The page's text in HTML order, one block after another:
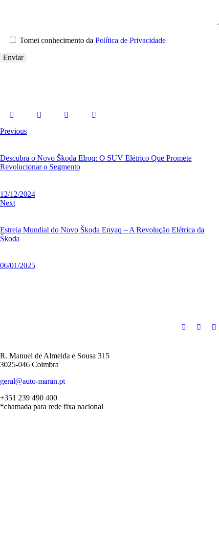
Tomei conhecimento da Política de Privacidade
Previous
Descubra o Novo Škoda Elroq: O SUV Elétrico Que Promete
Revolucionar o Segmento
12/12/2024
Next
Estreia Mundial do Novo Škoda Enyaq – A Revolução Elétrica da
Škoda
06/01/2025
R. Manuel de Almeida e Sousa 315
3025-046 Coimbra
geral@auto-maran.pt
+351 239 490 400
*chamada para rede fixa nacional